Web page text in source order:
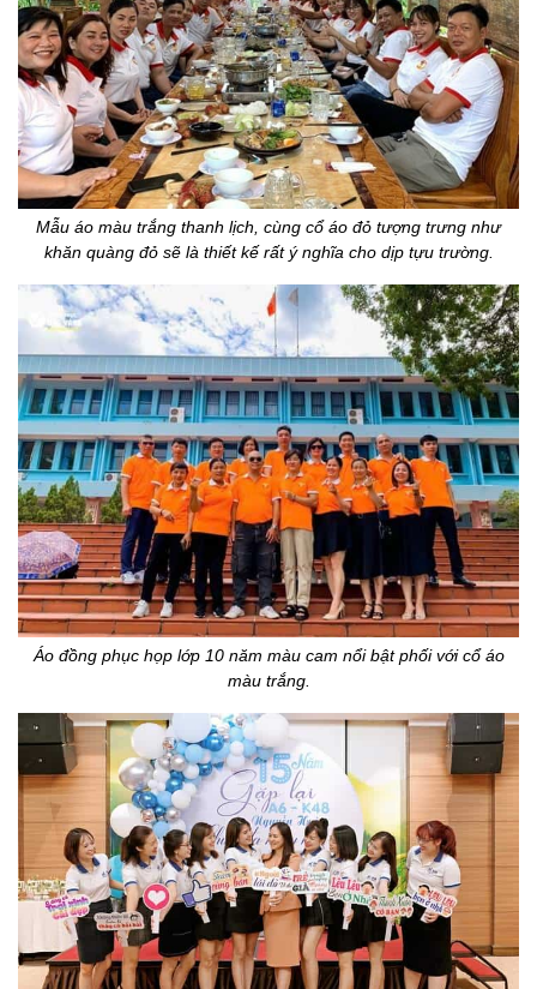
Mẫu áo màu trắng thanh lịch, cùng cổ áo đỏ tượng trưng như
khăn quàng đỏ sẽ là thiết kế rất ý nghĩa cho dịp tựu trường.
Áo đồng phục họp lớp 10 năm màu cam nổi bật phối với cổ áo
màu trắng.